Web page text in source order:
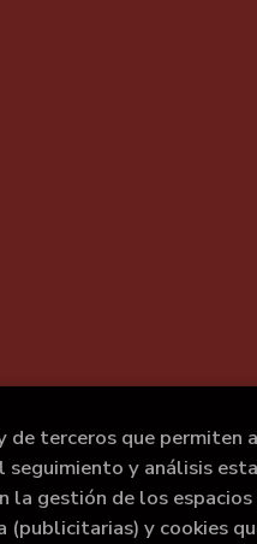
terceros que permiten
seguimiento y análisis
la gestión de los
(publicitarias) y cookies